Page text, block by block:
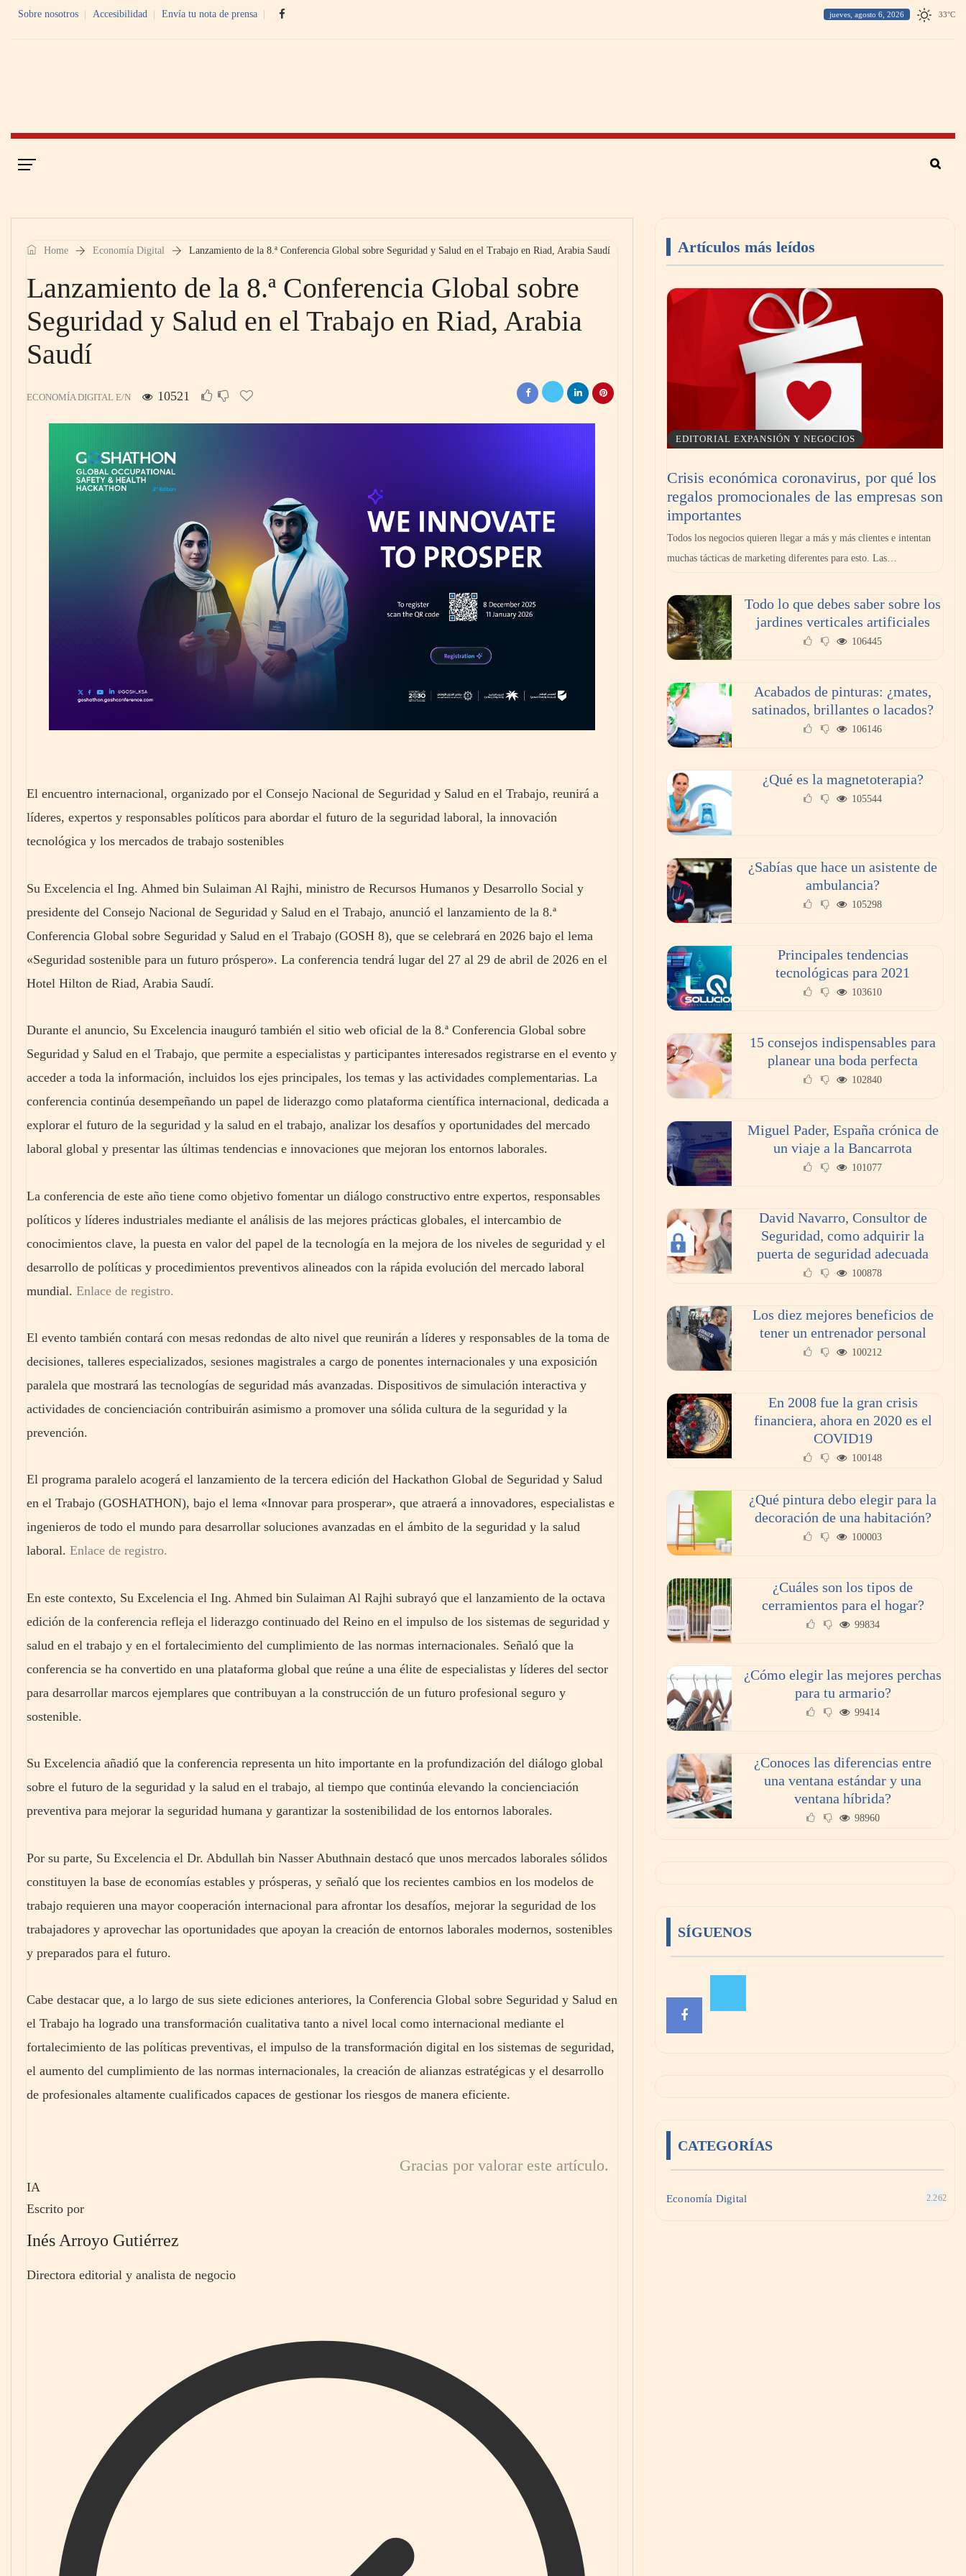
Sobre nosotros Accesibilidad Envía tu nota de prensa jueves, agosto 6, 2026 33°C
Home Economía Digital Lanzamiento de la 8.ª Conferencia Global sobre Seguridad y Salud en el Trabajo en Riad, Arabia Saudí
Lanzamiento de la 8.ª Conferencia Global sobre
Seguridad y Salud en el Trabajo en Riad, Arabia
Saudí
ECONOMÍA DIGITAL E/N 10521
El encuentro internacional, organizado por el Consejo Nacional de Seguridad y Salud en el Trabajo, reunirá a
líderes, expertos y responsables políticos para abordar el futuro de la seguridad laboral, la innovación
tecnológica y los mercados de trabajo sostenibles
Su Excelencia el Ing. Ahmed bin Sulaiman Al Rajhi, ministro de Recursos Humanos y Desarrollo Social y
presidente del Consejo Nacional de Seguridad y Salud en el Trabajo, anunció el lanzamiento de la 8.ª
Conferencia Global sobre Seguridad y Salud en el Trabajo (GOSH 8), que se celebrará en 2026 bajo el lema
«Seguridad sostenible para un futuro próspero». La conferencia tendrá lugar del 27 al 29 de abril de 2026 en el
Hotel Hilton de Riad, Arabia Saudí.
Durante el anuncio, Su Excelencia inauguró también el sitio web oficial de la 8.ª Conferencia Global sobre
Seguridad y Salud en el Trabajo, que permite a especialistas y participantes interesados registrarse en el evento y
acceder a toda la información, incluidos los ejes principales, los temas y las actividades complementarias. La
conferencia continúa desempeñando un papel de liderazgo como plataforma científica internacional, dedicada a
explorar el futuro de la seguridad y la salud en el trabajo, analizar los desafíos y oportunidades del mercado
laboral global y presentar las últimas tendencias e innovaciones que mejoran los entornos laborales.
La conferencia de este año tiene como objetivo fomentar un diálogo constructivo entre expertos, responsables
políticos y líderes industriales mediante el análisis de las mejores prácticas globales, el intercambio de
conocimientos clave, la puesta en valor del papel de la tecnología en la mejora de los niveles de seguridad y el
desarrollo de políticas y procedimientos preventivos alineados con la rápida evolución del mercado laboral
mundial. Enlace de registro.
El evento también contará con mesas redondas de alto nivel que reunirán a líderes y responsables de la toma de
decisiones, talleres especializados, sesiones magistrales a cargo de ponentes internacionales y una exposición
paralela que mostrará las tecnologías de seguridad más avanzadas. Dispositivos de simulación interactiva y
actividades de concienciación contribuirán asimismo a promover una sólida cultura de la seguridad y la
prevención.
El programa paralelo acogerá el lanzamiento de la tercera edición del Hackathon Global de Seguridad y Salud
en el Trabajo (GOSHATHON), bajo el lema «Innovar para prosperar», que atraerá a innovadores, especialistas e
ingenieros de todo el mundo para desarrollar soluciones avanzadas en el ámbito de la seguridad y la salud
laboral. Enlace de registro.
En este contexto, Su Excelencia el Ing. Ahmed bin Sulaiman Al Rajhi subrayó que el lanzamiento de la octava
edición de la conferencia refleja el liderazgo continuado del Reino en el impulso de los sistemas de seguridad y
salud en el trabajo y en el fortalecimiento del cumplimiento de las normas internacionales. Señaló que la
conferencia se ha convertido en una plataforma global que reúne a una élite de especialistas y líderes del sector
para desarrollar marcos ejemplares que contribuyan a la construcción de un futuro profesional seguro y
sostenible.
Su Excelencia añadió que la conferencia representa un hito importante en la profundización del diálogo global
sobre el futuro de la seguridad y la salud en el trabajo, al tiempo que continúa elevando la concienciación
preventiva para mejorar la seguridad humana y garantizar la sostenibilidad de los entornos laborales.
Por su parte, Su Excelencia el Dr. Abdullah bin Nasser Abuthnain destacó que unos mercados laborales sólidos
constituyen la base de economías estables y prósperas, y señaló que los recientes cambios en los modelos de
trabajo requieren una mayor cooperación internacional para afrontar los desafíos, mejorar la seguridad de los
trabajadores y aprovechar las oportunidades que apoyan la creación de entornos laborales modernos, sostenibles
y preparados para el futuro.
Cabe destacar que, a lo largo de sus siete ediciones anteriores, la Conferencia Global sobre Seguridad y Salud en
el Trabajo ha logrado una transformación cualitativa tanto a nivel local como internacional mediante el
fortalecimiento de las políticas preventivas, el impulso de la transformación digital en los sistemas de seguridad,
el aumento del cumplimiento de las normas internacionales, la creación de alianzas estratégicas y el desarrollo
de profesionales altamente cualificados capaces de gestionar los riesgos de manera eficiente.
Gracias por valorar este artículo.
IA
Escrito por
Inés Arroyo Gutiérrez
Directora editorial y analista de negocio
Artículos más leídos
EDITORIAL EXPANSIÓN Y NEGOCIOS
Crisis económica coronavirus, por qué los
regalos promocionales de las empresas son
importantes
Todos los negocios quieren llegar a más y más clientes e intentan
muchas tácticas de marketing diferentes para esto. Las…
Todo lo que debes saber sobre los
jardines verticales artificiales
106445
Acabados de pinturas: ¿mates,
satinados, brillantes o lacados?
106146
¿Qué es la magnetoterapia?
105544
¿Sabías que hace un asistente de
ambulancia?
105298
Principales tendencias
tecnológicas para 2021
103610
15 consejos indispensables para
planear una boda perfecta
102840
Miguel Pader, España crónica de
un viaje a la Bancarrota
101077
David Navarro, Consultor de
Seguridad, como adquirir la
puerta de seguridad adecuada
100878
Los diez mejores beneficios de
tener un entrenador personal
100212
En 2008 fue la gran crisis
financiera, ahora en 2020 es el
COVID19
100148
¿Qué pintura debo elegir para la
decoración de una habitación?
100003
¿Cuáles son los tipos de
cerramientos para el hogar?
99834
¿Cómo elegir las mejores perchas
para tu armario?
99414
¿Conoces las diferencias entre
una ventana estándar y una
ventana híbrida?
98960
SÍGUENOS
CATEGORÍAS
Economía Digital 2.262